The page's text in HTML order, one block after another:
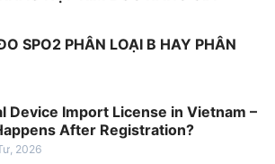
SPO2 PHÂN LOẠI B HAY PHÂN
Device Import License in Vietnam –
After Registration?
2026